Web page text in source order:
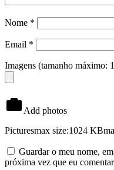
Nome *
Email *
Imagens (tamanho máximo:
Add photos
Picturesmax size:1024 KB
Guardar o meu nome,
próxima vez que eu